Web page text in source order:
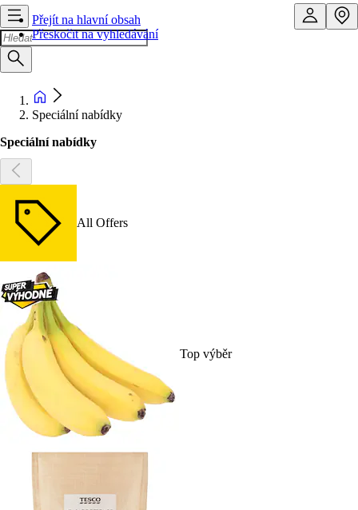
Přejít na hlavní obsah
Přeskočit na vyhledávání
Speciální nabídky
Speciální nabídky
All Offers
Top výběr